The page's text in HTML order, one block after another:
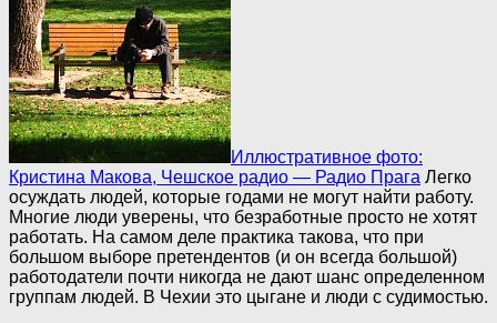
Иллюстративное фото:
Кристина Макова, Чешское радио — Радио Прага Легко
осуждать людей, которые годами не могут найти работу.
Многие люди уверены, что безработные просто не хотят
работать. На самом деле практика такова, что при
большом выборе претендентов (и он всегда большой)
работодатели почти никогда не дают шанс определенном
группам людей. В Чехии это цыгане и люди с судимостью.